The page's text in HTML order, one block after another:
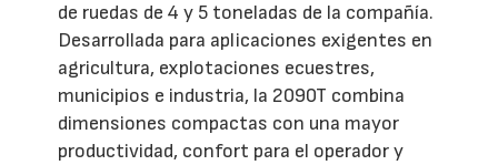
de ruedas de 4 y 5 toneladas de la compañía.
Desarrollada para aplicaciones exigentes en
agricultura, explotaciones ecuestres,
municipios e industria, la 2090T combina
dimensiones compactas con una mayor
productividad, confort para el operador y